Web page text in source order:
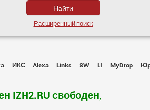
Расширенный поиск
ИКС Alexa Links SW LI MyDrop
IZH2.RU свободен,